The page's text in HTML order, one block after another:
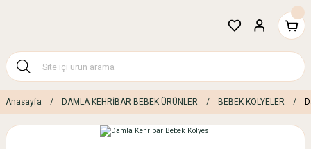
Anasayfa DAMLA KEHRİBAR BEBEK ÜRÜNLER BEBEK KOLYELER